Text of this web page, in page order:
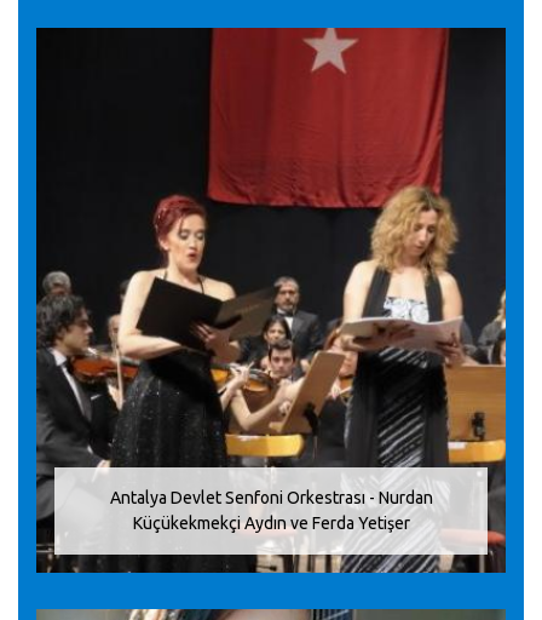
Antalya Devlet Senfoni Orkestrası - Nurdan
Küçükekmekçi Aydın ve Ferda Yetişer